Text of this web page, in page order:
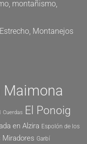
montañismo,
Montanejos
Maimona
Cuerdas El Ponoig
en Alzira Espolón de los
Miradores Garbí